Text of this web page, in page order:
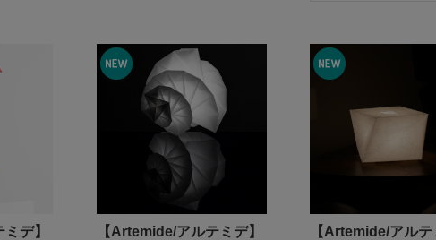
デ】 【Artemide/アルテミデ】 【Artemide/アルテ